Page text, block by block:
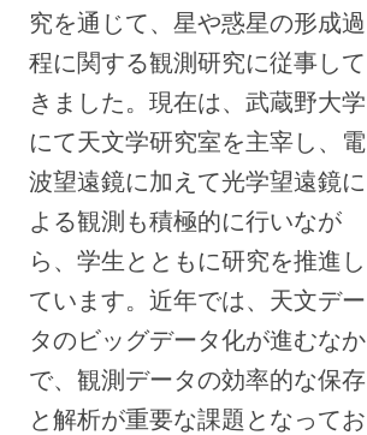
究を通じて、星や惑星の形成過
程に関する観測研究に従事して
きました。現在は、武蔵野大学
にて天文学研究室を主宰し、電
波望遠鏡に加えて光学望遠鏡に
よる観測も積極的に行いなが
ら、学生とともに研究を推進し
ています。近年では、天文デー
タのビッグデータ化が進むなか
で、観測データの効率的な保存
と解析が重要な課題となってお